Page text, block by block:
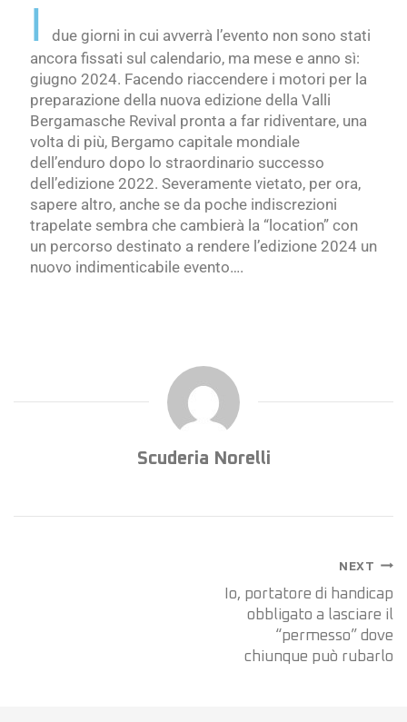
I
due giorni in cui avverrà l’evento non sono stati
ancora fissati sul calendario, ma mese e anno sì:
giugno 2024. Facendo riaccendere i motori per la
preparazione della nuova edizione della Valli
Bergamasche Revival pronta a far ridiventare, una
volta di più, Bergamo capitale mondiale
dell’enduro dopo lo straordinario successo
dell’edizione 2022. Severamente vietato, per ora,
sapere altro, anche se da poche indiscrezioni
trapelate sembra che cambierà la “location” con
un percorso destinato a rendere l’edizione 2024 un
nuovo indimenticabile evento….
Scuderia Norelli
NEXT
Io, portatore di handicap
obbligato a lasciare il
“permesso” dove
chiunque può rubarlo